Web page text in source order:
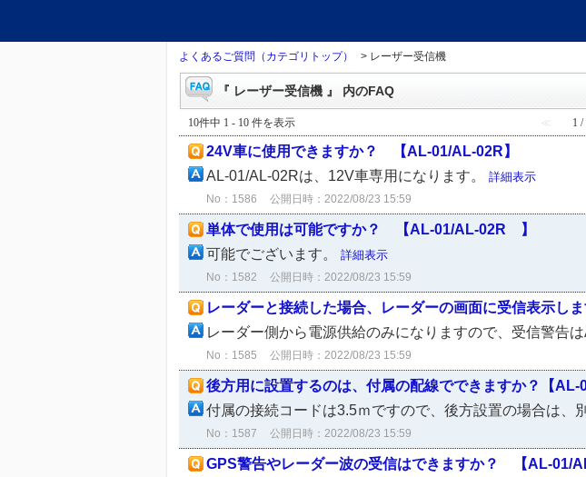
よくあるご質問（カテゴリトップ） > レーザー受信機
『 レーザー受信機 』 内のFAQ
10件中 1 - 10 件を表示 ≪ 1
24V車に使用できますか？ 【AL-01/AL-02R】
AL-01/AL-02Rは、12V車専用になります。 詳細表示
No：1586 公開日時：2022/08/23 15:59
単体で使用は可能ですか？ 【AL-01/AL-02R 】
可能でございます。 詳細表示
No：1582 公開日時：2022/08/23 15:59
レーダーと接続した場合、レーダーの画面に受信表示しま
レーダー側から電源供給のみになりますので、受信警告
No：1585 公開日時：2022/08/23 15:59
後方用に設置するのは、付属の配線でできますか？【AL-
付属の接続コードは3.5ｍですので、後方設置の場合は、
No：1587 公開日時：2022/08/23 15:59
GPS警告やレーダー波の受信はできますか？ 【AL-01/